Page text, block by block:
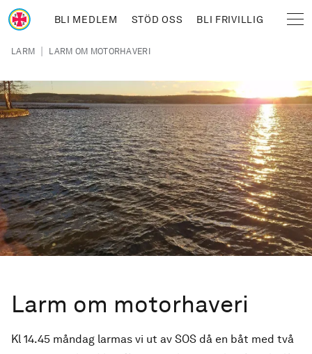
Hoppa till huvudinnehåll
BLI MEDLEM STÖD OSS BLI FRIVILLIG
Länkstig
LARM | LARM OM MOTORHAVERI
Larm om motorhaveri
Kl 14.45 måndag larmas vi ut av SOS då en båt med två